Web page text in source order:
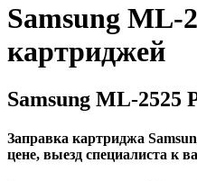
Samsung ML-
картриджей
Samsung ML-2525
Заправка картриджа
цене, выезд специалиста к